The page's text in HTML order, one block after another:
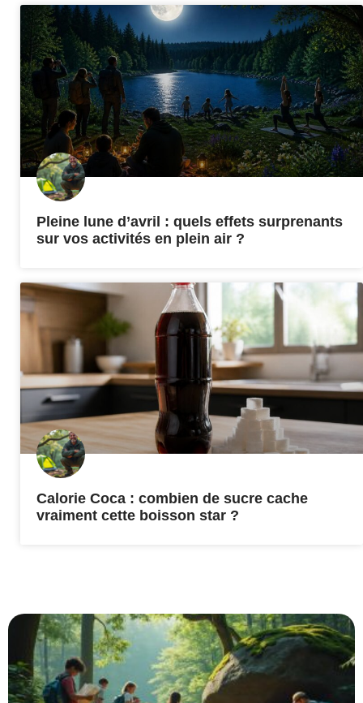
Pleine lune d’avril : quels effets surprenants
sur vos activités en plein air ?
Calorie Coca : combien de sucre cache
vraiment cette boisson star ?